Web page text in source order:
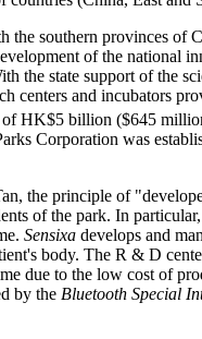
the southern provinces of
of the national
the state support of the
centers and incubators
HK$5 billion ($645
Corporation was
the principle of
of the park. In
Sensixa develops and
body. The R & D
due to the low cost of
by the Bluetooth Special